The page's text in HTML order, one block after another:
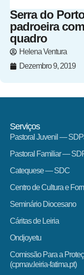
Serra do
padroeira
quadro
Helena Ventura
Dezembro 9, 2019
Serviços
Pastoral Juvenil —
Pastoral Familiar —
Catequese — SDC
Centro de Cultura e
Seminário Diocesano
Cáritas de Leiria
Ondjoyetu
Comissão Para a
(cpmav.leiria-fatima.pt)